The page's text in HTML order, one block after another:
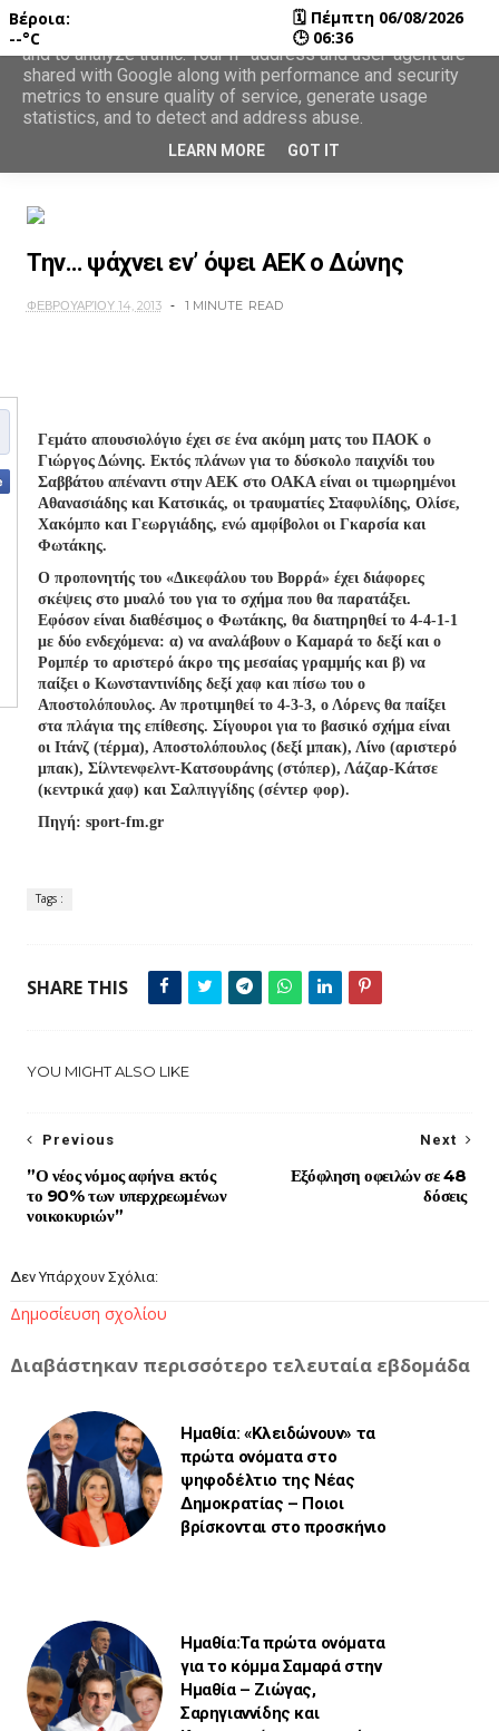
Την… ψάχνει εν’ όψει ΑΕΚ ο Δώνης
ΦΕΒΡΟΥΑΡΊΟΥ 14, 2013 1 MINUTE READ
Γεμάτο απουσιολόγιο έχει σε ένα ακόμη ματς του ΠΑΟΚ ο
Γιώργος Δώνης. Εκτός πλάνων για το δύσκολο παιχνίδι του
Σαββάτου απέναντι στην ΑΕΚ στο ΟΑΚΑ είναι οι τιμωρημένοι
Αθανασιάδης και Κατσικάς, οι τραυματίες Σταφυλίδης, Ολίσε,
Χακόμπο και Γεωργιάδης, ενώ αμφίβολοι οι Γκαρσία και
Φωτάκης.
Ο προπονητής του «Δικεφάλου του Βορρά» έχει διάφορες
σκέψεις στο μυαλό του για το σχήμα που θα παρατάξει.
Εφόσον είναι διαθέσιμος ο Φωτάκης, θα διατηρηθεί το 4-4-1-1
με δύο ενδεχόμενα: α) να αναλάβουν ο Καμαρά το δεξί και ο
Ρομπέρ το αριστερό άκρο της μεσαίας γραμμής και β) να
παίξει ο Κωνσταντινίδης δεξί χαφ και πίσω του ο
Αποστολόπουλος. Αν προτιμηθεί το 4-3-3, ο Λόρενς θα παίξει
στα πλάγια της επίθεσης. Σίγουροι για το βασικό σχήμα είναι
οι Ιτάνζ (τέρμα), Αποστολόπουλος (δεξί μπακ), Λίνο (αριστερό
μπακ), Σίλντενφελντ-Κατσουράνης (στόπερ), Λάζαρ-Κάτσε
(κεντρικά χαφ) και Σαλπιγγίδης (σέντερ φορ).
Πηγή: sport-fm.gr
Tags :
SHARE THIS
YOU MIGHT ALSO LIKE
Next
Εξόφληση οφειλών σε 48
δόσεις
Previous
”Ο νέος νόμος αφήνει εκτός
το 90% των υπερχρεωμένων
νοικοκυριών”
Δεν Υπάρχουν Σχόλια:
Δημοσίευση σχολίου
Διαβάστηκαν περισσότερο τελευταία εβδομάδα
Ημαθία: «Κλειδώνουν» τα
πρώτα ονόματα στο
ψηφοδέλτιο της Νέας
Δημοκρατίας – Ποιοι
βρίσκονται στο προσκήνιο
Ημαθία:Τα πρώτα ονόματα
για το κόμμα Σαμαρά στην
Ημαθία – Ζιώγας,
Σαρηγιαννίδης και
Βέροια:
--°C
🗓 Πέμπτη 06/08/2026
🕒 06:36
This site uses cookies from Google to deliver its services
and to analyze traffic. Your IP address and user-agent are
shared with Google along with performance and security
metrics to ensure quality of service, generate usage
statistics, and to detect and address abuse.
LEARN MORE GOT IT